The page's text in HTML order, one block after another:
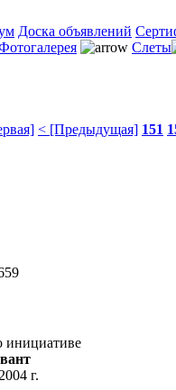
Доска объявлений
Слеты
< [Предыдущая] 151
инициативе
г.